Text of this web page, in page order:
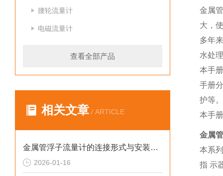
腰轮流量计
电磁流量计
查看全部产品
相关文章 / ARTICLE
金属管浮子流量计的连接形式与安装尺寸解析
2026-01-16
金属
大，
多年
水处
本手
手册
护等。
本手
金属
本系
指 示